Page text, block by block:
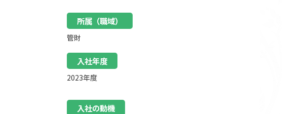
所属（職域）
管財
入社年度
2023年度
入社の動機